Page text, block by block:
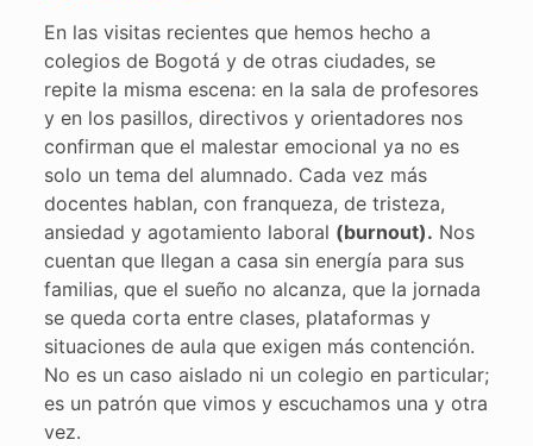
En las visitas recientes que hemos hecho a
colegios de Bogotá y de otras ciudades, se
repite la misma escena: en la sala de profesores
y en los pasillos, directivos y orientadores nos
confirman que el malestar emocional ya no es
solo un tema del alumnado. Cada vez más
docentes hablan, con franqueza, de tristeza,
ansiedad y agotamiento laboral (burnout). Nos
cuentan que llegan a casa sin energía para sus
familias, que el sueño no alcanza, que la jornada
se queda corta entre clases, plataformas y
situaciones de aula que exigen más contención.
No es un caso aislado ni un colegio en particular;
es un patrón que vimos y escuchamos una y otra
vez.